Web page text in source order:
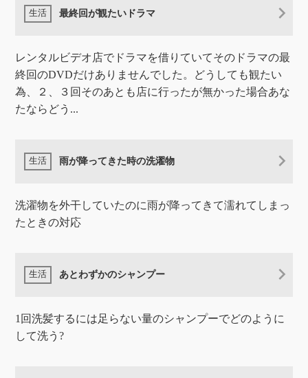
最終回が観たいドラマ
レンタルビデオ店でドラマを借りていてそのドラマの最
終回のDVDだけありませんでした。どうしても観たい
為、２、３回そのあとも店に行ったが無かった場合あな
たならどう...
雨が降ってきた時の洗濯物
洗濯物を外干していたのに雨が降ってきて濡れてしまっ
たときの対応
あとわずかのシャンプー
1回洗髪するには足らない量のシャンプーでどのように
して洗う?